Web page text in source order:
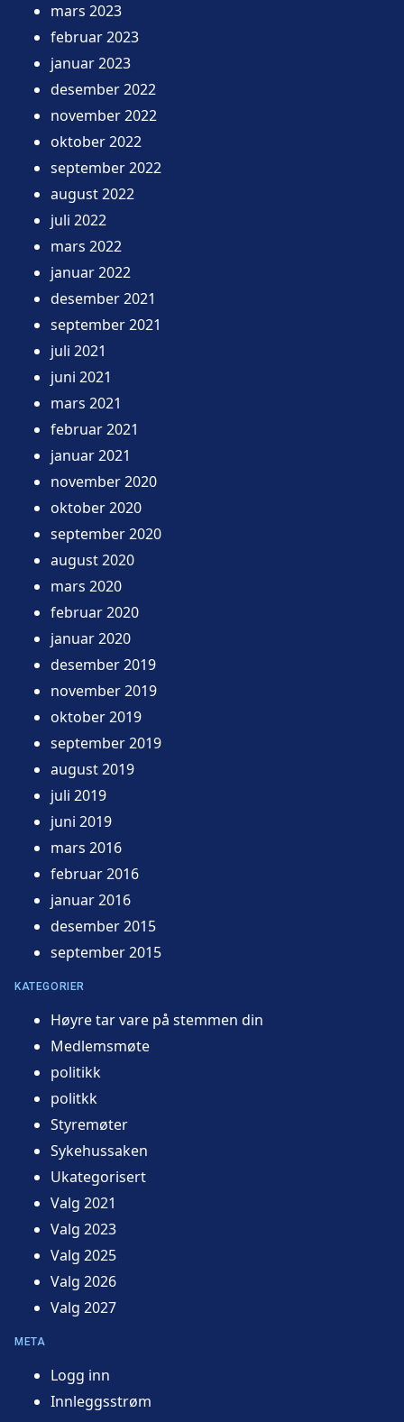
mars 2023
februar 2023
januar 2023
desember 2022
november 2022
oktober 2022
september 2022
august 2022
juli 2022
mars 2022
januar 2022
desember 2021
september 2021
juli 2021
juni 2021
mars 2021
februar 2021
januar 2021
november 2020
oktober 2020
september 2020
august 2020
mars 2020
februar 2020
januar 2020
desember 2019
november 2019
oktober 2019
september 2019
august 2019
juli 2019
juni 2019
mars 2016
februar 2016
januar 2016
desember 2015
september 2015
KATEGORIER
Høyre tar vare på stemmen din
Medlemsmøte
politikk
politkk
Styremøter
Sykehussaken
Ukategorisert
Valg 2021
Valg 2023
Valg 2025
Valg 2026
Valg 2027
META
Logg inn
Innleggsstrøm